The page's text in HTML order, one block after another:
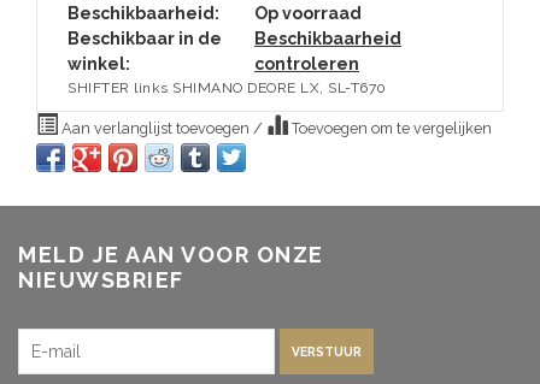
Beschikbaarheid:
Op voorraad
Beschikbaar in de
winkel:
Beschikbaarheid
controleren
SHIFTER links SHIMANO DEORE LX, SL-T670
Aan verlanglijst toevoegen / Toevoegen om te vergelijken
MELD JE AAN VOOR ONZE
NIEUWSBRIEF
VERSTUUR